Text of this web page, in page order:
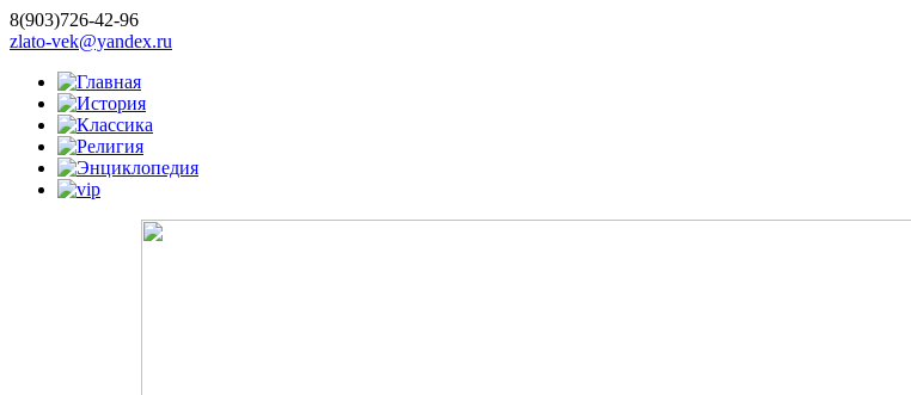
8(903)726-42-96
zlato-vek@yandex.ru